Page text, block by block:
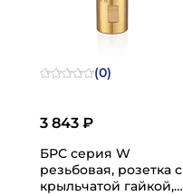
(0)
3 843 ₽
БРС серия W
резьбовая, розетка с
крыльчатой гайкой,